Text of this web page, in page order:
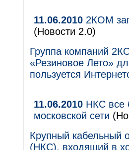
11.06.2010 2КОМ
(Новости 2.0)
Группа компаний
«Резиновое Лето»
пользуется
11.06.2010 НКС все
московской сети
Крупный кабельный
(НКС), входящий в